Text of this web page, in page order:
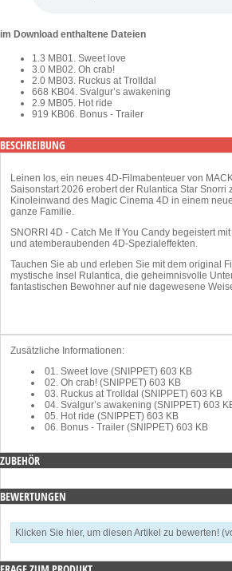
im Download enthaltene Dateien
1.3 MB01. Sweet love
3.0 MB02. Oh crab!
2.0 MB03. Ruckus at Trolldal
668 KB04. Svalgur’s awakening
2.9 MB05. Hot ride
919 KB06. Bonus - Trailer
BESCHREIBUNG
Leinen los, ein neues 4D-Filmabenteuer von
Saisonstart 2026 erobert der Rulantica Star Snorri
Kinoleinwand des Magic Cinema 4D in einem
ganze Familie.
SNORRI 4D - Catch Me If You Candy begeistert
und atemberaubenden 4D-Spezialeffekten.
Tauchen Sie ab und erleben Sie mit dem original
mystische Insel Rulantica, die geheimnisvolle
fantastischen Bewohner auf nie dagewesene
Zusätzliche Informationen:
01. Sweet love (SNIPPET) 603 KB
02. Oh crab! (SNIPPET) 603 KB
03. Ruckus at Trolldal (SNIPPET) 603 KB
04. Svalgur’s awakening (SNIPPET) 603
05. Hot ride (SNIPPET) 603 KB
06. Bonus - Trailer (SNIPPET) 603 KB
ZUBEHÖR
BEWERTUNGEN
Klicken Sie hier, um diesen Artikel zu bewerten!